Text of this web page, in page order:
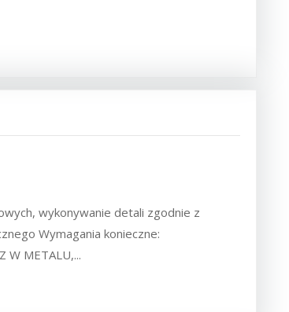
wykonywanie detali zgodnie z
Wymagania konieczne:
W METALU,...